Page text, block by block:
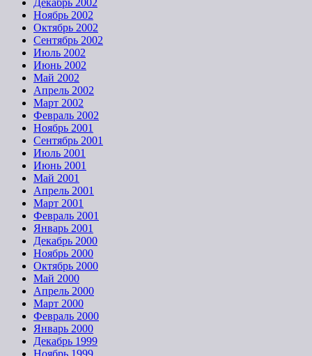
Декабрь 2002
Ноябрь 2002
Октябрь 2002
Сентябрь 2002
Июль 2002
Июнь 2002
Май 2002
Апрель 2002
Март 2002
Февраль 2002
Ноябрь 2001
Сентябрь 2001
Июль 2001
Июнь 2001
Май 2001
Апрель 2001
Март 2001
Февраль 2001
Январь 2001
Декабрь 2000
Ноябрь 2000
Октябрь 2000
Май 2000
Апрель 2000
Март 2000
Февраль 2000
Январь 2000
Декабрь 1999